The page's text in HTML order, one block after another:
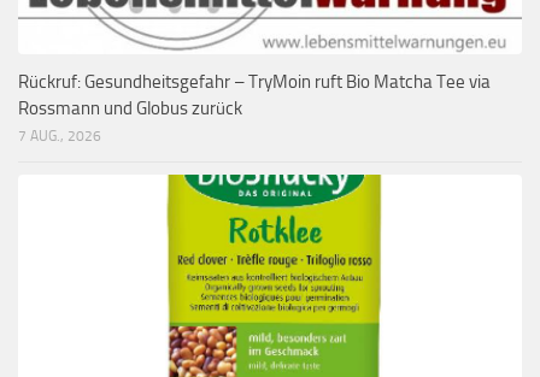
Rückruf: Gesundheitsgefahr – TryMoin ruft Bio Matcha Tee via
Rossmann und Globus zurück
7 AUG., 2026